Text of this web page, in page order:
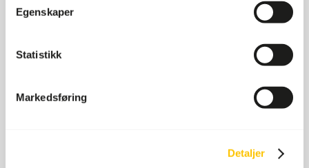
Egenskaper
Statistikk
Markedsføring
Detaljer